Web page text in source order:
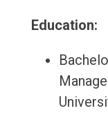
Education: